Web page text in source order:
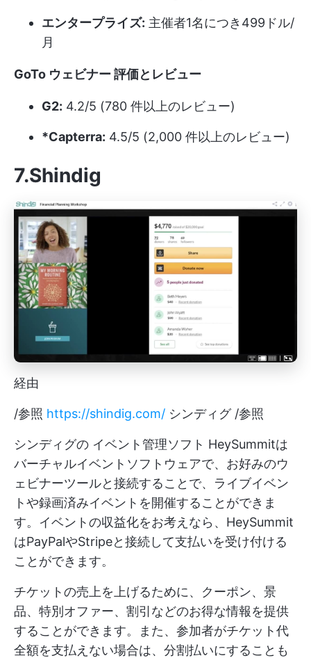
エンタープライズ: 主催者1名につき499ドル/
月
GoTo ウェビナー評価とレビュー
G2: 4.2/5 (780 件以上のレビュー)
*Capterra: 4.5/5 (2,000 件以上のレビュー)
7.Shindig
経由
/参照 https://shindig.com/ シンディグ /参照
シンディグの イベント管理ソフト HeySummitは
バーチャルイベントソフトウェアで、お好みのウ
ェビナーツールと接続することで、ライブイベン
トや録画済みイベントを開催することができま
す。イベントの収益化をお考えなら、HeySummit
はPayPalやStripeと接続して支払いを受け付ける
ことができます。
チケットの売上を上げるために、クーポン、景
品、特別オファー、割引などのお得な情報を提供
することができます。また、参加者がチケット代
全額を支払えない場合は、分割払いにすることも